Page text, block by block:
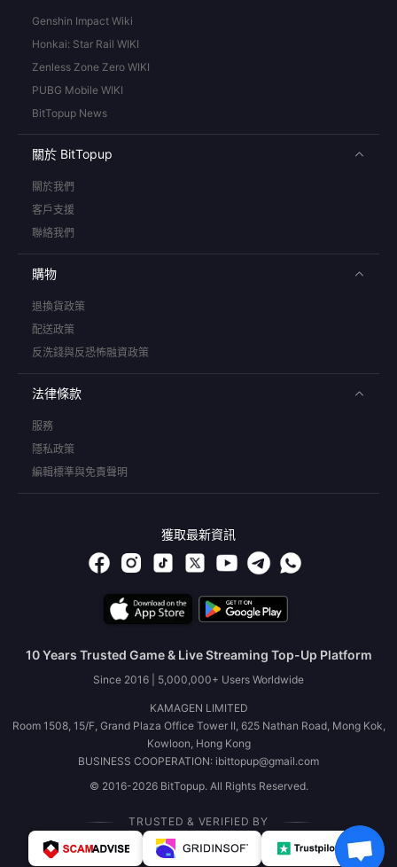
Genshin Impact Wiki
Honkai: Star Rail WIKI
Zenless Zone Zero WIKI
PUBG Mobile WIKI
BitTopup News
關於 BitTopup
關於我們
客戶支援
聯絡我們
購物
退換貨政策
配送政策
反洗錢與反恐怖融資政策
法律條款
服務
隱私政策
編輯標準與免責聲明
獲取最新資訊
10 Years Trusted Game & Live Streaming Top-Up Platform
Since 2016 | 5,000,000+ Users Worldwide
KAMAGEN LIMITED
Room 1508, 15/F, Grand Plaza Office Tower II, 625 Nathan Road, Mong Kok,
Kowloon, Hong Kong
BUSINESS COOPERATION: ibittopup@gmail.com
© 2016-2026 BitTopup. All Rights Reserved.
TRUSTED & VERIFIED BY